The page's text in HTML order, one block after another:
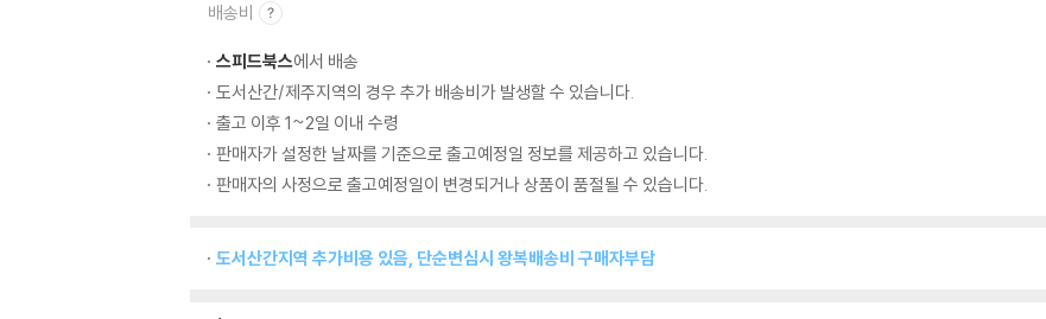
배송비
스피드북스에서 배송
도서산간/제주지역의 경우 추가 배송비가 발생할 수 있습니다.
출고 이후 1~2일 이내 수령
판매자가 설정한 날짜를 기준으로 출고예정일 정보를 제공하고 있습니다.
판매자의 사정으로 출고예정일이 변경되거나 상품이 품절될 수 있습니다.
도서산간지역 추가비용 있음, 단순변심시 왕복배송비 구매자부담